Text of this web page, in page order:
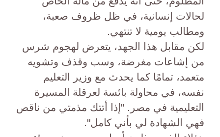
لحالات إنسانية، في ظل ظروف صعبة،
ومطالب يومية لا تنتهي.
لكن مقابل هذا الجهد، يتعرض لهجوم شرس
من إشاعات مغرضة، وسب وقذف وتشويه
متعمد، تمامًا كما يحدث مع وزير التعليم
نفسه، في محاولة بائسة لعرقلة المسيرة
التعليمية في مصر. "إذا أتتك مذمتي من ناقص
فهي الشهادة لي بأني كامل".